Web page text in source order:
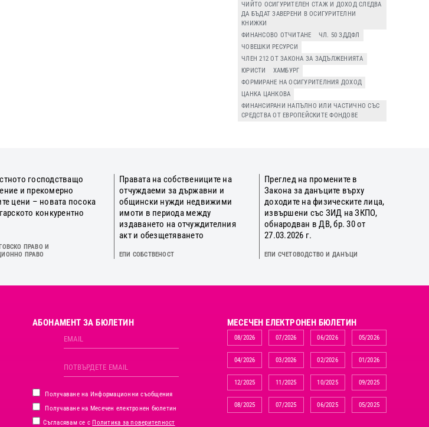
ЧИЙТО ОСИГУРИТЕЛЕН СТАЖ И ДОХОД СЛЕДВА
ДА БЪДАТ ЗАВЕРЕНИ В ОСИГУРИТЕЛНИ
КНИЖКИ
ФИНАНСОВО ОТЧИТАНЕ
ЧЛ. 50 ЗДДФЛ
ЧОВЕШКИ РЕСУРСИ
ЧЛЕН 212 ОТ ЗАКОНА ЗА ЗАДЪЛЖЕНИЯТА
ЮРИСТИ
ХАМБУРГ
ФОРМИРАНЕ НА ОСИГУРИТЕЛНИЯ ДОХОД
ЦАНКА ЦАНКОВА
ФИНАНСИРАНИ НАПЪЛНО ИЛИ ЧАСТИЧНО СЪС
СРЕДСТВА ОТ ЕВРОПЕЙСКИТЕ ФОНДОВЕ
господстващо
и прекомерно
цени – новата посока
конкурентно
ПРАВО И
ПРАВО
Правата на собствениците на
отчуждаеми за държавни и
общински нужди недвижими
имоти в периода между
издаването на отчуждителния
акт и обезщетяването
ЕПИ СОБСТВЕНОСТ
Преглед на промените в
Закона за данъците върху
доходите на физическите лица,
извършени със ЗИД на ЗКПО,
обнародван в ДВ, бр. 30 от
27.03.2026 г.
ЕПИ СЧЕТОВОДСТВО И ДАНЪЦИ
АБОНАМЕНТ ЗА БЮЛЕТИН
Получаване на Информационни съобщения
Получаване на Месечен електронен бюлетин
Съгласявам се сПолитика за поверителност
MЕСЕЧЕН ЕЛЕКТРОНЕН БЮЛЕТИН
08/2026 07/2026 06/2026 05/2026
04/2026 03/2026 02/2026 01/2026
12/2025 11/2025 10/2025 09/2025
08/2025 07/2025 06/2025 05/2025